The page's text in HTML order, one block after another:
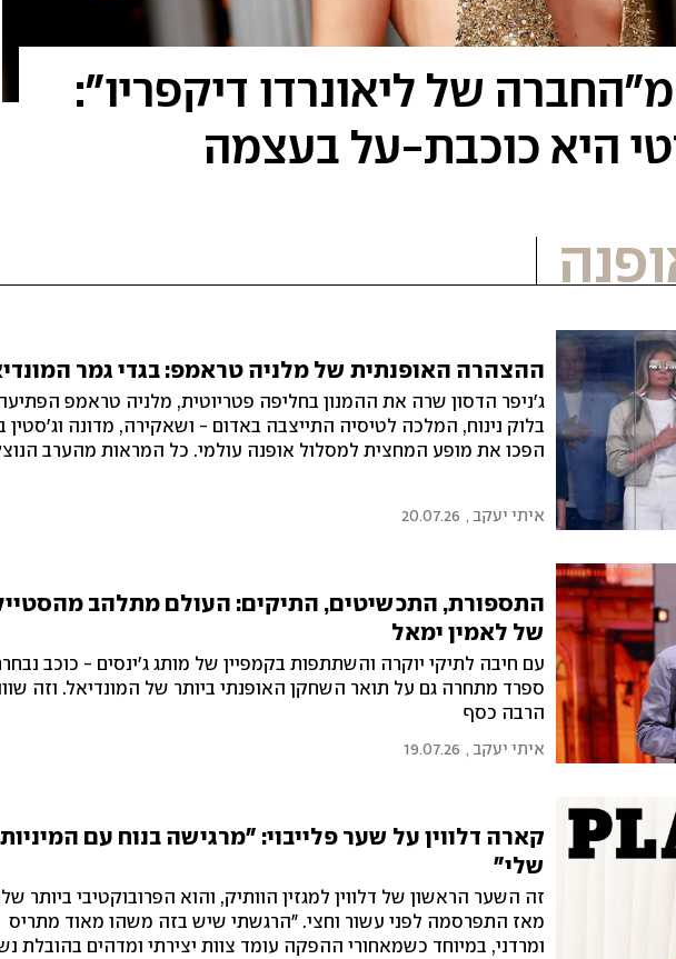
של ליאונרדו דיקפריו":
היא כוכבת-על בעצמה
ההצהרה האופנתית של מלניה טראמפ: בגדי גמר
ג'ניפר הדסון שרה את ההמנון בחליפה פטריוטית, מלניה טראמפ
בלוק נינוח, המלכה לטיסיה התייצבה באדום - ושאקירה, מדונה וג'סטין
הפכו את מופע המחצית למסלול אופנה עולמי. כל המראות מהערב
איתי יעקב ,
20.07.26
התספורת, התכשיטים, התיקים: העולם מתלהב
של לאמין ימאל
עם חיבה לתיקי יוקרה והשתתפות בקמפיין של מותג ג'ינסים - כוכב
ספרד מתחרה גם על תואר השחקן האופנתי ביותר של המונדיאל. וזה
הרבה כסף
איתי יעקב ,
19.07.26
קארה דלווין על שער פלייבוי: "מרגישה בנוח עם המיניות
שלי"
זה השער הראשון של דלווין למגזין הוותיק, והוא הפרובוקטיבי ביותר
מאז התפרסמה לפני עשור וחצי. "הרגשתי שיש בזה משהו מאוד מתריס
ומרדני, במיוחד כשמאחורי ההפקה עומד צוות יצירתי ומדהים בהובלת